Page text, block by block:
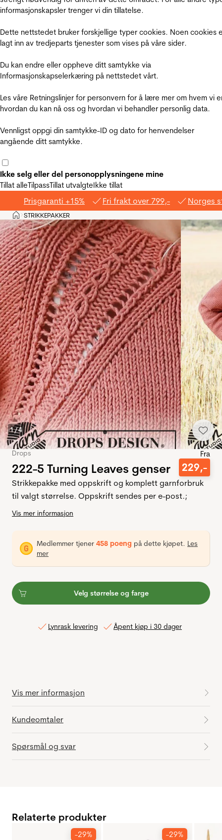
informasjonskapsler trenger vi din tillatelse.
Dette nettstedet bruker forskjellige typer cookies. Noen cookies
lagt inn av tredjeparts tjenester som vises på våre sider.
Du kan endre eller oppheve ditt samtykke via
Informasjonskapselerkæring på nettstedet vårt.
Les våre Retningslinjer for personvern for å lære mer om hvem vi
hvordan du kan nå oss og hvordan vi behandler personlig data.
Vennligst oppgi din samtykke-ID og dato for henvendelser
angående ditt samtykke.
Ikke selg eller del personopplysningene mine
Tillat alleTilpassTillat utvalgteIkke tillat
Prisgaranti +15% Fri frakt over 799,- Norges
Hjem
>STRIKKEPAKKER
1/4
Drops
222-5 Turning Leaves genser
Fra
229,-
Strikkepakke med oppskrift og komplett garnforbruk
til valgt størrelse. Oppskrift sendes per e-post.;
Vis mer informasjon
Medlemmer tjener 458 poeng på dette kjøpet. Les
mer
Velg størrelse og farge
Lynrask levering Åpent kjøp i 30 dager
Vis mer informasjon
Kundeomtaler
Spørsmål og svar
Relaterte produkter
-29% -29%